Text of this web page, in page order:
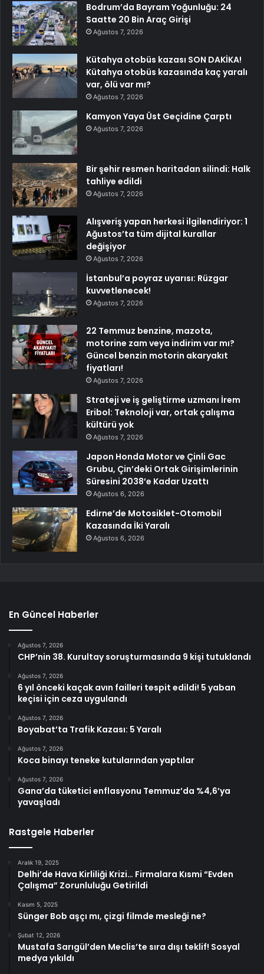
Bodrum’da Bayram Yoğunluğu: 24
Saatte 20 Bin Araç Girişi
Ağustos 7, 2026
Kütahya otobüs kazası SON DAKİKA!
Kütahya otobüs kazasında kaç yaralı
var, ölü var mı?
Ağustos 7, 2026
Kamyon Yaya Üst Geçidine Çarptı
Ağustos 7, 2026
Bir şehir resmen haritadan silindi: Halk
tahliye edildi
Ağustos 7, 2026
Alışveriş yapan herkesi ilgilendiriyor: 1
Ağustos’ta tüm dijital kurallar
değişiyor
Ağustos 7, 2026
İstanbul’a poyraz uyarısı: Rüzgar
kuvvetlenecek!
Ağustos 7, 2026
22 Temmuz benzine, mazota,
motorine zam veya indirim var mı?
Güncel benzin motorin akaryakıt
fiyatları!
Ağustos 7, 2026
Strateji ve iş geliştirme uzmanı İrem
Eribol: Teknoloji var, ortak çalışma
kültürü yok
Ağustos 7, 2026
Japon Honda Motor ve Çinli Gac
Grubu, Çin’deki Ortak Girişimlerinin
Süresini 2038’e Kadar Uzattı
Ağustos 6, 2026
Edirne’de Motosiklet-Otomobil
Kazasında İki Yaralı
Ağustos 6, 2026
En Güncel Haberler
Ağustos 7, 2026
CHP’nin 38. Kurultay soruşturmasında 9 kişi tutuklandı
Ağustos 7, 2026
6 yıl önceki kaçak avın failleri tespit edildi! 5 yaban
keçisi için ceza uygulandı
Ağustos 7, 2026
Boyabat’ta Trafik Kazası: 5 Yaralı
Ağustos 7, 2026
Koca binayı teneke kutularından yaptılar
Ağustos 7, 2026
Gana’da tüketici enflasyonu Temmuz’da %4,6’ya
yavaşladı
Rastgele Haberler
Aralık 19, 2025
Delhi’de Hava Kirliliği Krizi… Firmalara Kısmi “Evden
Çalışma” Zorunluluğu Getirildi
Kasım 5, 2025
Sünger Bob aşçı mı, çizgi filmde mesleği ne?
Şubat 12, 2026
Mustafa Sarıgül’den Meclis’te sıra dışı teklif! Sosyal
medya yıkıldı